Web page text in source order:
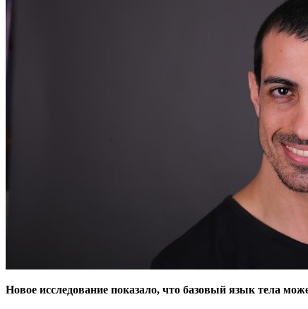
Новое исследование показало, что базовый язык тела